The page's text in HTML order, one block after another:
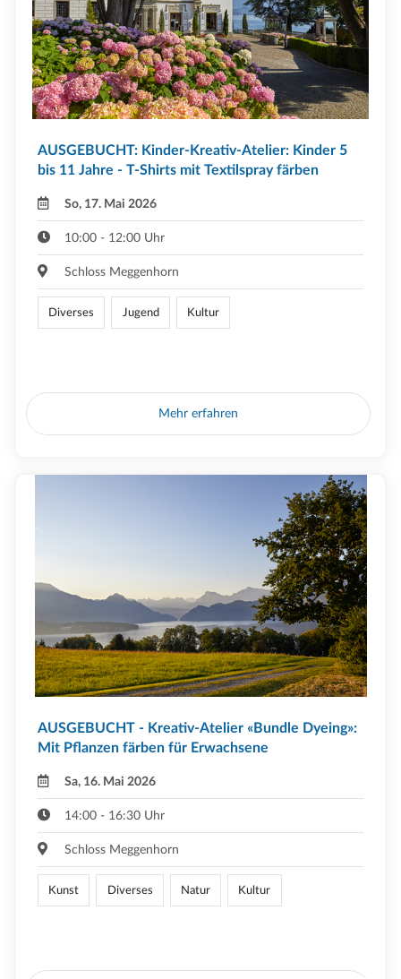
AUSGEBUCHT: Kinder-Kreativ-Atelier: Kinder 5
bis 11 Jahre - T-Shirts mit Textilspray färben
So, 17. Mai 2026
10:00 - 12:00 Uhr
Schloss Meggenhorn
Diverses Jugend Kultur
Mehr erfahren
AUSGEBUCHT - Kreativ-Atelier «Bundle Dyeing»:
Mit Pflanzen färben für Erwachsene
Sa, 16. Mai 2026
14:00 - 16:30 Uhr
Schloss Meggenhorn
Kunst Diverses Natur Kultur